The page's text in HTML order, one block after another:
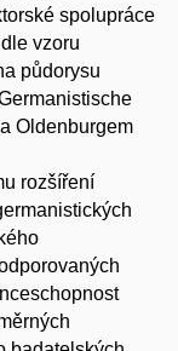
spolupráce
vzoru
půdorysu
Oldenburgem
rozšíření